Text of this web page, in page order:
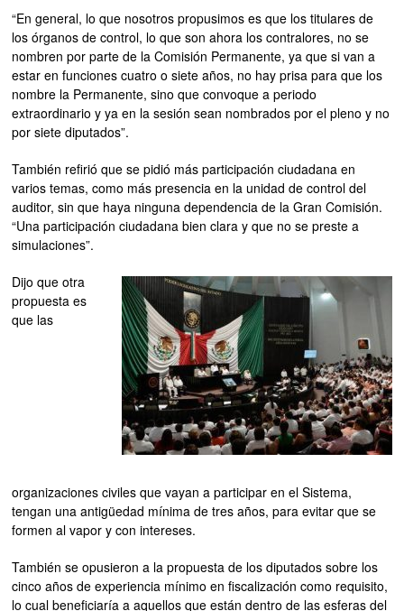
“En general, lo que nosotros propusimos es que los titulares de
los órganos de control, lo que son ahora los contralores, no se
nombren por parte de la Comisión Permanente, ya que si van a
estar en funciones cuatro o siete años, no hay prisa para que los
nombre la Permanente, sino que convoque a periodo
extraordinario y ya en la sesión sean nombrados por el pleno y no
por siete diputados”.
También refirió que se pidió más participación ciudadana en
varios temas, como más presencia en la unidad de control del
auditor, sin que haya ninguna dependencia de la Gran Comisión.
“Una participación ciudadana bien clara y que no se preste a
simulaciones”.
Dijo que otra
propuesta es
que las
organizaciones civiles que vayan a participar en el Sistema,
tengan una antigüedad mínima de tres años, para evitar que se
formen al vapor y con intereses.
También se opusieron a la propuesta de los diputados sobre los
cinco años de experiencia mínimo en fiscalización como requisito,
lo cual beneficiaría a aquellos que están dentro de las esferas del